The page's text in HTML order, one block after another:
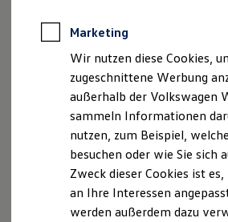
Anpfiff zum Gewinn
Elektroautos
ID. Tutorials
Elektrofahrzeugkonzepte
Reichweite
Reichweite der ID.
Reichweite im Winter
Laden
Laden unterwegs
Laden Zuhause
Probefahrt vereinbaren
Fahrzeugangebot
Marketing
Wir nutzen diese Cookies,
zugeschnittene Werbung
außerhalb der Volkswagen
sammeln Informationen
nutzen, zum Beispiel,
besuchen oder wie Sie sich
Zweck dieser Cookies ist
an Ihre Interessen
werden außerdem dazu